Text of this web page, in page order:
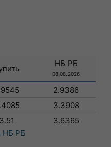
НБ РБ
08.08.2026
2.9386
3.3908
3.51
3.6365
НБ РБ